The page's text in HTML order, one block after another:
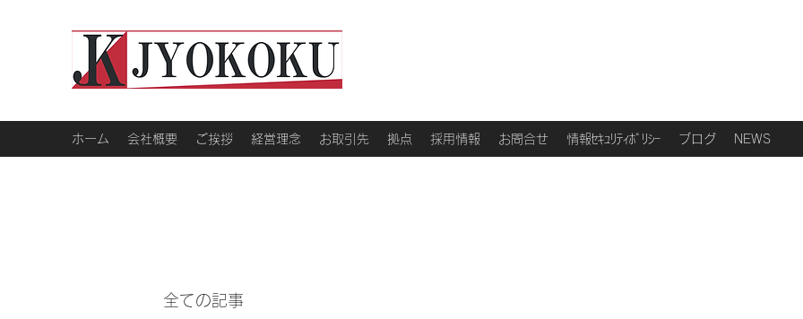
ホーム 会社概要 ご挨拶 経営理念 お取引先 拠点 採用情報 お問合せ 情報ｾｷｭﾘﾃｨﾎﾟﾘｼｰ ブログ NEWS
全ての記事